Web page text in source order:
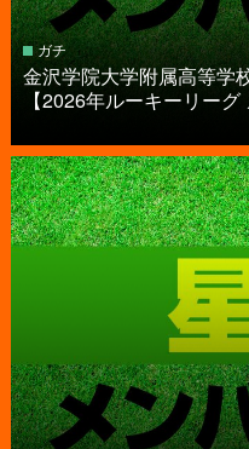
ガチ
金沢学院大学附属高等学
【2026年ルーキーリーグ